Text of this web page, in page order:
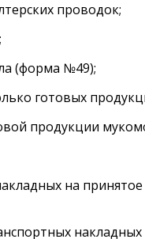
проводок;
(форма №49);
готовых
продукции
на принятое
накладных